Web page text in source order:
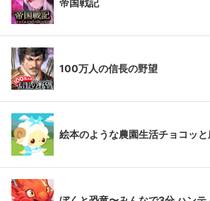
帝国戦記
100万人の信長の野望
絵本のような農園生活チョコッ